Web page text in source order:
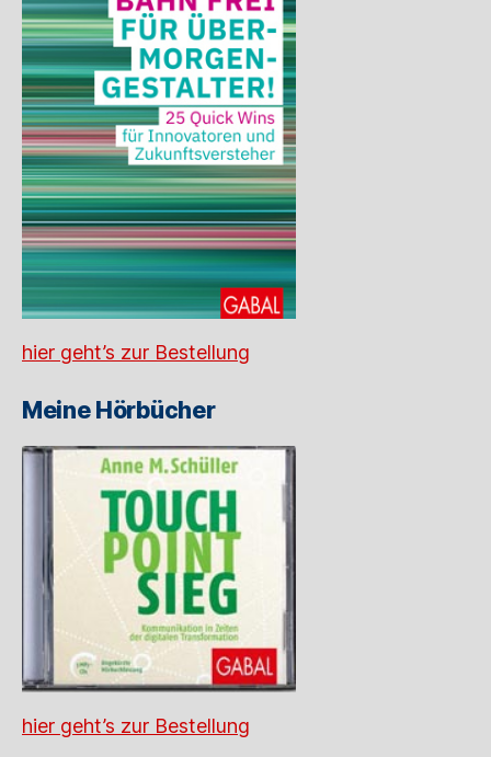
hier geht’s zur Bestellung
Meine Hörbücher
hier geht’s zur Bestellung